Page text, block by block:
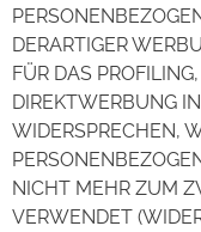
DERARTIGER
FÜR DAS
DIREKTWERBUNG
WIDERSPRECHEN,
NICHT MEHR ZUM
VERWENDET